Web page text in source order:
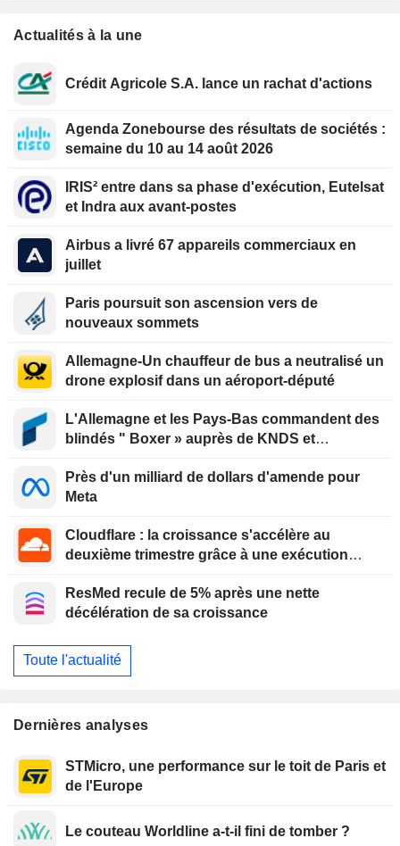
Actualités à la une
Crédit Agricole S.A. lance un rachat d'actions
Agenda Zonebourse des résultats de sociétés :
semaine du 10 au 14 août 2026
IRIS² entre dans sa phase d'exécution, Eutelsat
et Indra aux avant-postes
Airbus a livré 67 appareils commerciaux en
juillet
Paris poursuit son ascension vers de
nouveaux sommets
Allemagne-Un chauffeur de bus a neutralisé un
drone explosif dans un aéroport-député
L'Allemagne et les Pays-Bas commandent des
blindés " Boxer » auprès de KNDS et
Près d'un milliard de dollars d'amende pour
Meta
Cloudflare : la croissance s'accélère au
deuxième trimestre grâce à une exécution
consommation, selon Morgan Stanley
ResMed recule de 5% après une nette
décélération de sa croissance
Toute l'actualité
Dernières analyses
STMicro, une performance sur le toit de Paris et
de l'Europe
Le couteau Worldline a-t-il fini de tomber ?